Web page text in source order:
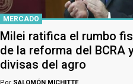
MERCADO
Milei ratifica el rumbo
de la reforma del BCRA
divisas del agro